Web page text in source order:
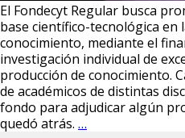
El Fondecyt Regular busca
base científico-tecnológica en
conocimiento, mediante el
investigación individual de
producción de conocimiento.
de académicos de distintas
fondo para adjudicar algún
quedó atrás. …